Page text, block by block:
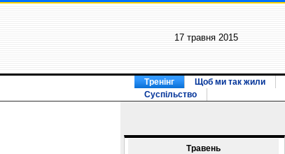
17 травня 2015
Тренінг Щоб ми так жили
Суспільство
Травень